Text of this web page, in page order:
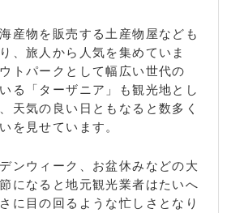
茗荷沢 / 本台 / 山内 / 米満）
産物を販売する土産物屋なども
、旅人から人気を集めていま
トパークとして幅広い世代の
る「ターザニア」も観光地とし
天気の良い日ともなると数多く
を見せています。
ンウィーク、お盆休みなどの大
になると地元観光業者はたいへ
に目の回るような忙しさとなり